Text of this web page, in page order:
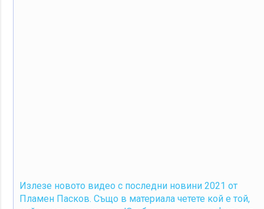
Излезе новото видео с последни новини 2021 от
Пламен Пасков. Също в материала четете кой е той,